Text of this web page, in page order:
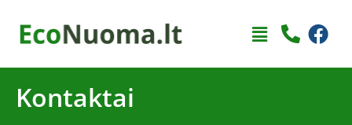
Kontaktai